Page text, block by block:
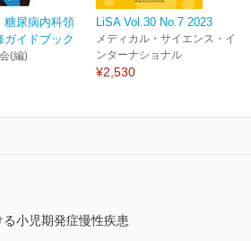
糖尿病内科領
ガイドブック
(編)
LiSA Vol.30 No.7 2023
メディカル・サイエンス・イ
ンターナショナル
¥2,530
小児期発症慢性疾患